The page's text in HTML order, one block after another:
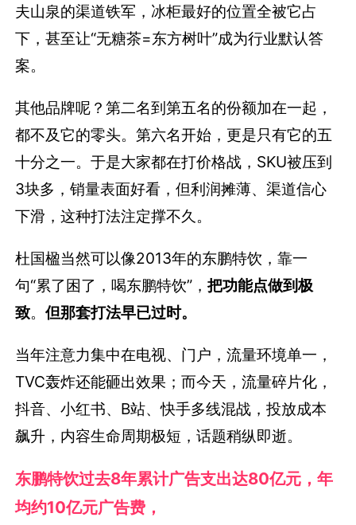
夫山泉的渠道铁军，冰柜最好的位置全被它占
下，甚至让“无糖茶=东方树叶”成为行业默认答
案。
其他品牌呢？第二名到第五名的份额加在一起，
都不及它的零头。第六名开始，更是只有它的五
十分之一。于是大家都在打价格战，SKU被压到
3块多，销量表面好看，但利润摊薄、渠道信心
下滑，这种打法注定撑不久。
杜国楹当然可以像2013年的东鹏特饮，靠一
句“累了困了，喝东鹏特饮”，把功能点做到极
致。但那套打法早已过时。
当年注意力集中在电视、门户，流量环境单一，
TVC轰炸还能砸出效果；而今天，流量碎片化，
抖音、小红书、B站、快手多线混战，投放成本
飙升，内容生命周期极短，话题稍纵即逝。
东鹏特饮过去8年累计广告支出达80亿元，年
均约10亿元广告费，